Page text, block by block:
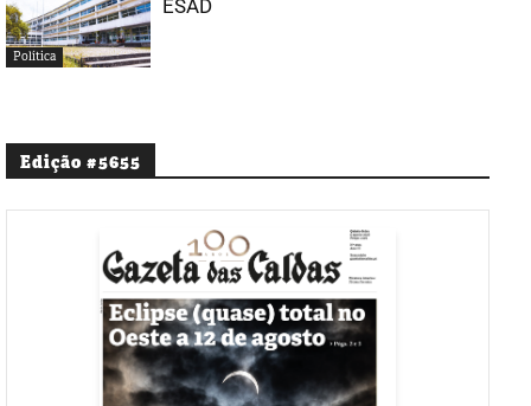
Política
ESAD
Edição #5655